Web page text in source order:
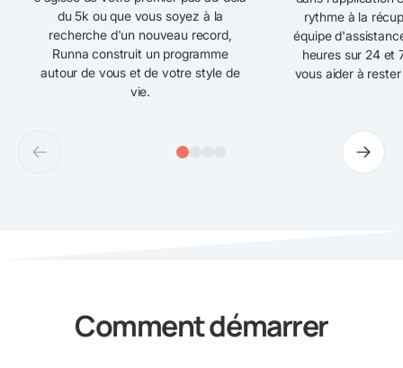
du 5k ou que vous soyez à la
recherche d'un nouveau record,
Runna construit un programme
autour de vous et de votre style de
vie.
rythme à la
équipe
heures sur 24 et
vous aider à
Comment démarrer